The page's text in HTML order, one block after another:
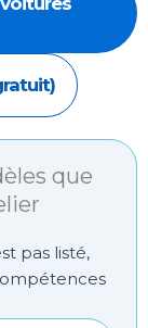
que
pas listé,